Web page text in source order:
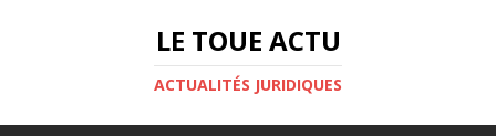
LE TOUE ACTU
ACTUALITÉS JURIDIQUES